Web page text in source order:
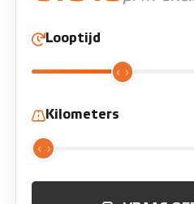
Looptijd
Kilometers